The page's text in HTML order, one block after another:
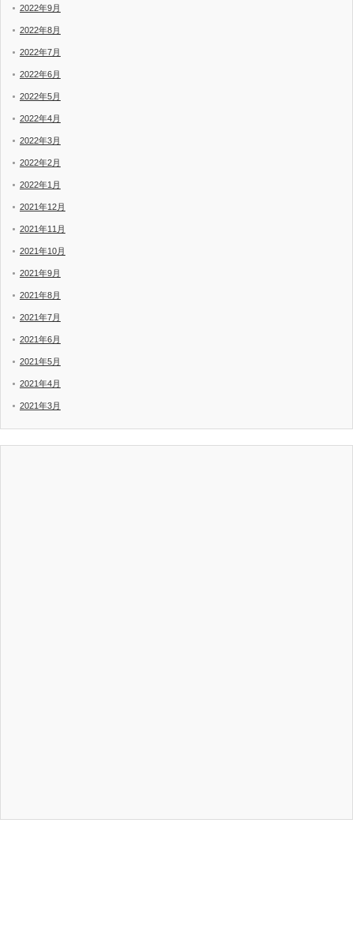
2022年9月
2022年8月
2022年7月
2022年6月
2022年5月
2022年4月
2022年3月
2022年2月
2022年1月
2021年12月
2021年11月
2021年10月
2021年9月
2021年8月
2021年7月
2021年6月
2021年5月
2021年4月
2021年3月